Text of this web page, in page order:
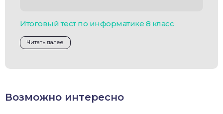
Итоговый тест по информатике 8 класс
Читать далее
Возможно интересно